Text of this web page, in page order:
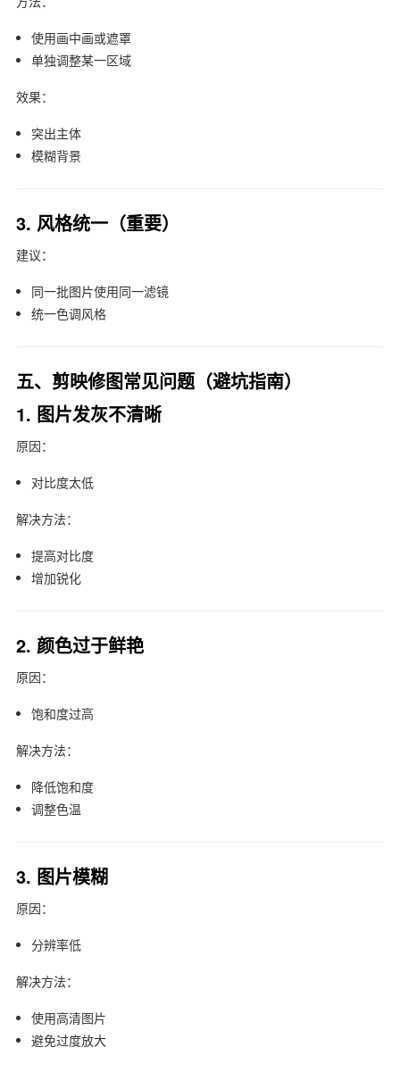
使用画中画或遮罩
单独调整某一区域
效果：
突出主体
模糊背景
3. 风格统一（重要）
建议：
同一批图片使用同一滤镜
统一色调风格
五、剪映修图常见问题（避坑指南）
1. 图片发灰不清晰
原因：
对比度太低
解决方法：
提高对比度
增加锐化
2. 颜色过于鲜艳
原因：
饱和度过高
解决方法：
降低饱和度
调整色温
3. 图片模糊
原因：
分辨率低
解决方法：
使用高清图片
避免过度放大